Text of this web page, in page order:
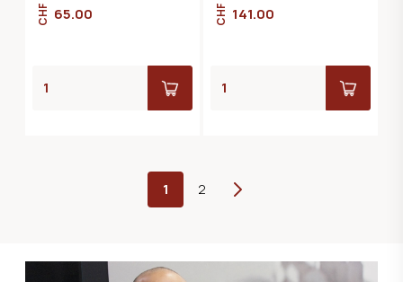
CHF 65.00 CHF 141.00
1 2 Weiter